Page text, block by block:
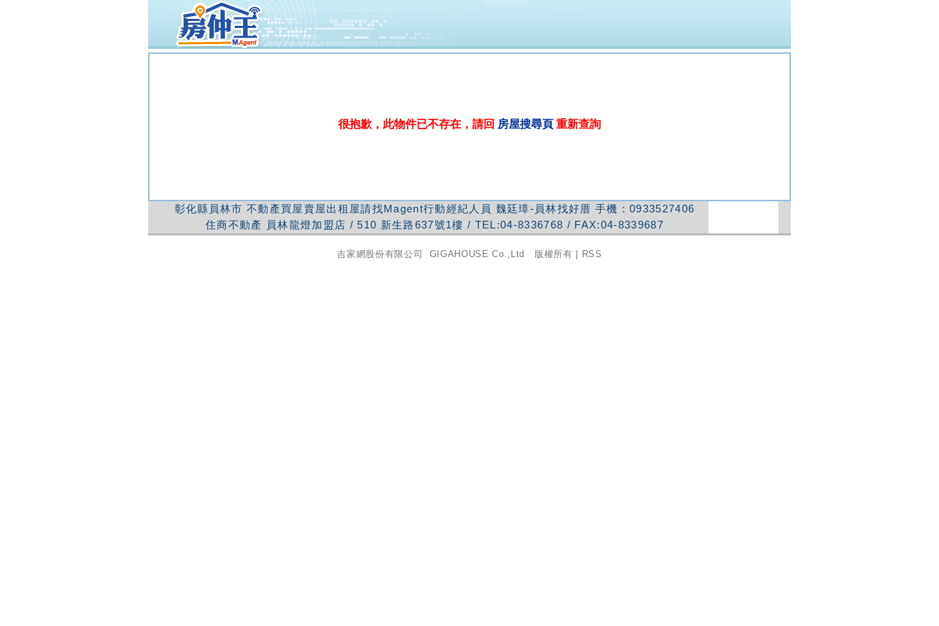
很抱歉，此物件已不存在，請回 房屋搜尋頁 重新查詢
彰化縣員林市 不動產買屋賣屋出租屋請找Magent行動經紀人員 魏廷璋-員林找好厝 手機： 0933527406
住商不動產
員林龍燈加盟店 /510 新生路637號1樓 / TEL:04-8336768 / FAX:04-8339687
吉家網股份有限公司 GIGAHOUSE Co.,Ltd 版權所有 | RSS